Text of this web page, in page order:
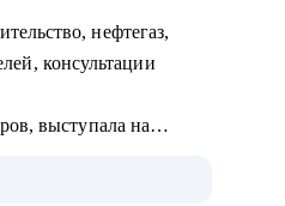
нефтегаз,
консультации
выступала на